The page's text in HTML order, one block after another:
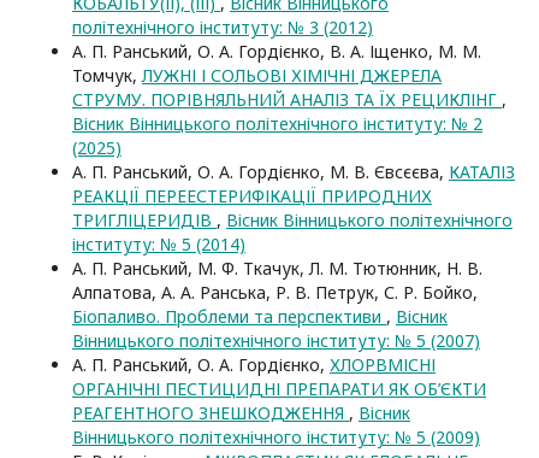
політехнічного інституту: № 3 (2012)
А. П. Ранський, О. А. Гордієнко, В. А. Іщенко, М. М.
Томчук, ЛУЖНІ І СОЛЬОВІ ХІМІЧНІ ДЖЕРЕЛА
СТРУМУ. ПОРІВНЯЛЬНИЙ АНАЛІЗ ТА ЇХ РЕЦИКЛІНГ ,
Вісник Вінницького політехнічного інституту: № 2
(2025)
А. П. Ранський, О. А. Гордієнко, М. В. Євсєєва, КАТАЛІЗ
РЕАКЦІЇ ПЕРЕЕСТЕРИФІКАЦІЇ ПРИРОДНИХ
ТРИГЛІЦЕРИДІВ , Вісник Вінницького політехнічного
інституту: № 5 (2014)
А. П. Ранський, М. Ф. Ткачук, Л. М. Тютюнник, Н. В.
Алпатова, А. А. Ранська, Р. В. Петрук, С. Р. Бойко,
Біопаливо. Проблеми та перспективи , Вісник
Вінницького політехнічного інституту: № 5 (2007)
А. П. Ранський, О. А. Гордієнко, ХЛОРВМІСНІ
ОРГАНІЧНІ ПЕСТИЦИДНІ ПРЕПАРАТИ ЯК ОБ’ЄКТИ
РЕАГЕНТНОГО ЗНЕШКОДЖЕННЯ , Вісник
Вінницького політехнічного інституту: № 5 (2009)